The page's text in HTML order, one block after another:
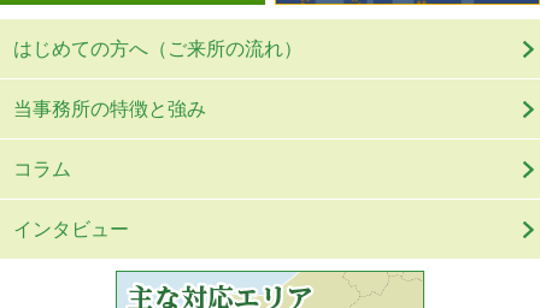
はじめての方へ（ご来所の流れ）
当事務所の特徴と強み
コラム
インタビュー